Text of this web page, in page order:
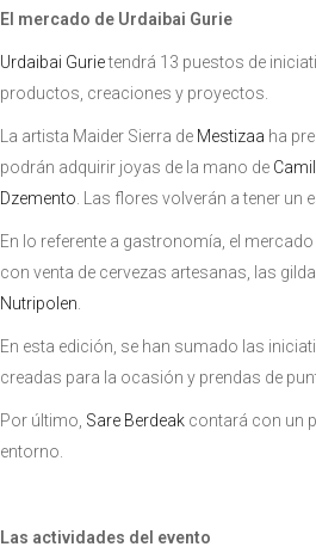
El mercado de Urdaibai Gurie
Urdaibai Gurietendrá 13 puestos de
productos, creaciones y proyectos.
La artista Maider Sierra de Mestizaa ha
podrán adquirir joyas de la mano de
Dzemento . Las flores volverán a tener
En lo referente a gastronomía, el
con venta de cervezas artesanas, las
Nutripolen
En esta edición, se han sumado las
creadas para la ocasión y prendas de
Por último, Sare Berdeak contará con un
entorno.
Las actividades del evento